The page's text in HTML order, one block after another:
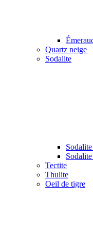
Quartz neige
Sodalite
Tectite
Thulite
Oeil de tigre